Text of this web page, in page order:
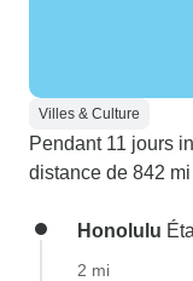
Villes & Culture
Pendant 11 jours
distance de 842 mi
Honolulu
2 mi